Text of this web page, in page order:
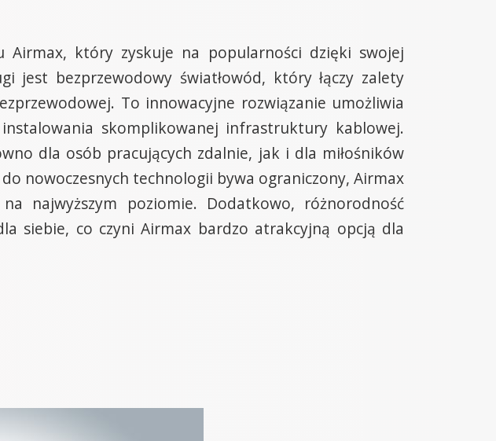
Airmax, który zyskuje na popularności dzięki swojej
jest bezprzewodowy światłowód, który łączy zalety
To innowacyjne rozwiązanie umożliwia
skomplikowanej infrastruktury kablowej.
dla osób pracujących zdalnie, jak i dla miłośników
nowoczesnych technologii bywa ograniczony, Airmax
najwyższym poziomie. Dodatkowo, różnorodność
siebie, co czyni Airmax bardzo atrakcyjną opcją dla